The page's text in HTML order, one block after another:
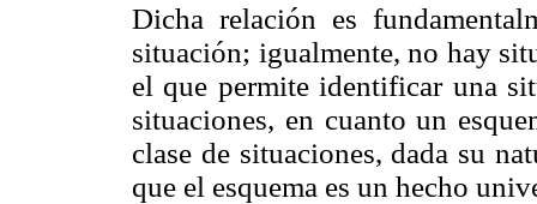
Dicha relación es
situación; igualmente, no hay
el que permite identificar una
situaciones, en cuanto un
clase de situaciones, dada su
que el esquema es un hecho